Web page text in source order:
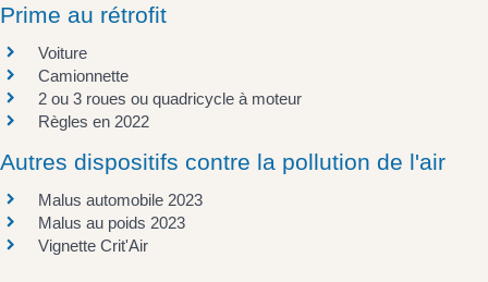
Prime au rétrofit
Voiture
Camionnette
2 ou 3 roues ou quadricycle à moteur
Règles en 2022
Autres dispositifs contre la pollution de l'air
Malus automobile 2023
Malus au poids 2023
Vignette Crit'Air